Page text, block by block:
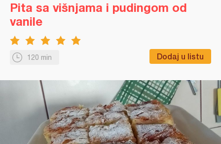
120 min Dodaj u listu
Pita sa višnjama i pudingom od
vanile